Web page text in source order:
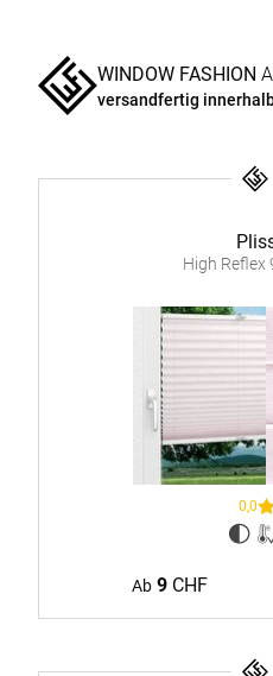
WINDOW FASHION
versandfertig
High Reflex
0,0
Ab 9CHF